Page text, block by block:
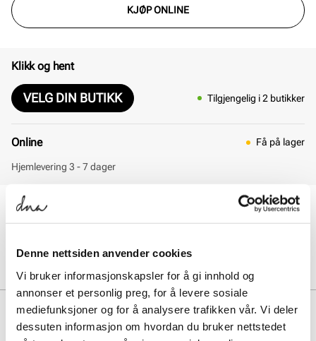
Denne nettsiden anvender cookies
Vi bruker informasjonskapsler for å gi innhold og
annonser et personlig preg, for å levere sosiale
mediefunksjoner og for å analysere trafikken vår. Vi deler
dessuten informasjon om hvordan du bruker nettstedet
KJØP ONLINE
Klikk og hent
VELG DIN BUTIKK Tilgjengelig i 2 butikker
Online Få på lager
Hjemlevering 3 - 7 dager
Klikk og hent innen 30 minutter
Gratis retur i butikk
BESKRIVELSE